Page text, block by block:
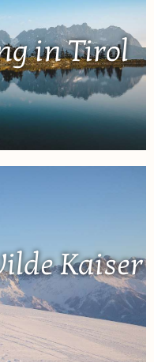
in Tirol
Kaiser